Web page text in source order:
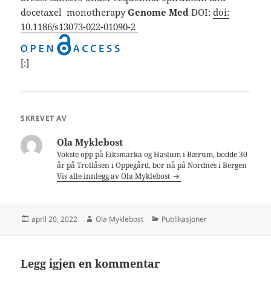
docetaxel monotherapyGenome MedDOI:doi:
10.1186/s13073-022-01090-2
[:]
SKREVET AV
Ola Myklebost
Vokste opp på Eiksmarka og Haslum i Bærum, bodde 30
år på Trollåsen i Oppegård, bor nå på Nordnes i Bergen
Vis alle innlegg av Ola Myklebost
Publisert
april 20, 2022 Forfatter
Ola Myklebost Kategorier
Publikasjoner
Legg igjen en kommentar